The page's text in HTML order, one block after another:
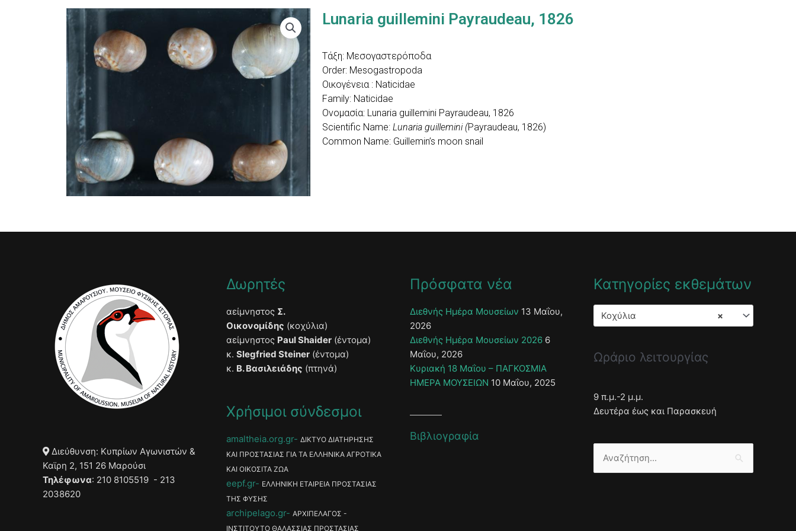
Lunaria guillemini Payraudeau, 1826
Τάξη: Mεσογαστερόποδα
Order: Μesogastropoda
Οικογένεια : Naticidae
Family: Naticidae
Ονομασία: Lunaria guillemini Payraudeau, 1826
Scientific Name: Lunaria guillemini (Payraudeau, 1826)
Common Name: Guillemin’s moon snail
Διεύθυνση: Κυπρίων Αγωνιστών &
Καϊρη 2, 151 26 Μαρούσι
Τηλέφωνα: 210 8105519 - 213
2038620
Δωρητές
αείμνηστος Σ.
Οικονομίδης (κοχύλια)
αείμνηστος Paul Shaider (έντομα)
κ. Slegfried Steiner (έντομα)
κ. Β. Βασιλειάδης (πτηνά)
Χρήσιμοι σύνδεσμοι
amaltheia.org.gr
ΔΙΚΤΥΟ ΔΙΑΤΗΡΗΣΗΣ
ΚΑΙ ΠΡΟΣΤΑΣΙΑΣ ΓΙΑ ΤΑ ΕΛΛΗΝΙΚΑ ΑΓΡΟΤΙΚΑ
ΚΑΙ ΟΙΚΟΣΙΤΑ ΖΩΑ
eepf.gr
ΕΛΛΗΝΙΚΗ ΕΤΑΙΡΕΙΑ ΠΡΟΣΤΑΣΙΑΣ
ΤΗΣ ΦΥΣΗΣ
archipelago.gr
ΑΡΧΙΠΕΛΑΓΟΣ -
ΙΝΣΤΙΤΟΥΤΟ ΘΑΛΑΣΣΙΑΣ ΠΡΟΣΤΑΣΙΑΣ
Πρόσφατα νέα
Διεθνής Ημέρα Μουσείων 13 Μαΐου,
2026
Διεθνής Ημέρα Μουσείων 2026 6
Μαΐου, 2026
Κυριακή 18 Μαΐου – ΠΑΓΚΟΣΜΙΑ
ΗΜΕΡΑ ΜΟΥΣΕΙΩΝ 10 Μαΐου, 2025
Βιβλιογραφία
Κατηγορίες εκθεμάτων
×
Κοχύλια
Ωράριο λειτουργίας
9 π.μ.-2 μ.μ.
Δευτέρα έως και Παρασκευή
Αναζήτηση
για: